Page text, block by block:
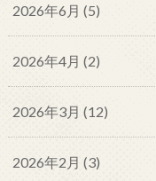
2026年6月 (5)
2026年4月 (2)
2026年3月 (12)
2026年2月 (3)